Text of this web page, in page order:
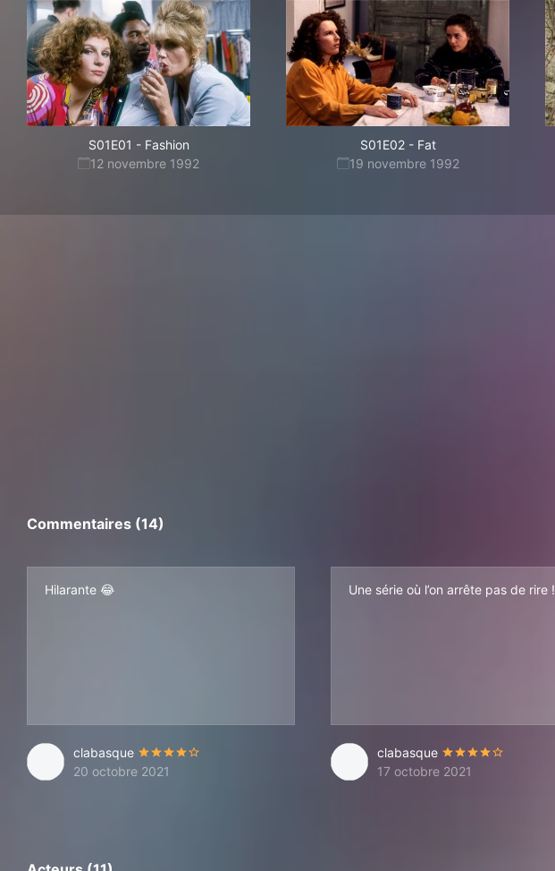
S01E01 - Fashion
12 novembre 1992
S01E02- Fat
19 novembre 1992
Commentaires (14)
Hilarante 😂
clabasque
20 octobre 2021
Une série où l’on arrête pas de rire !
clabasque
17 octobre 2021